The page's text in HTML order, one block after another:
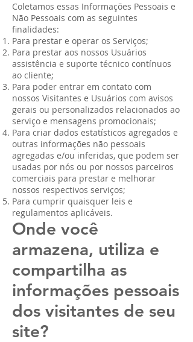
Coletamos essas Informações Pessoais e
Não Pessoais com as seguintes
finalidades:
Para prestar e operar os Serviços;
Para prestar aos nossos Usuários
assistência e suporte técnico contínuos
ao cliente;
Para poder entrar em contato com
nossos Visitantes e Usuários com avisos
gerais ou personalizados relacionados ao
serviço e mensagens promocionais;
Para criar dados estatísticos agregados e
outras informações não pessoais
agregadas e/ou inferidas, que podem ser
usadas por nós ou por nossos parceiros
comerciais para prestar e melhorar
nossos respectivos serviços;
Para cumprir quaisquer leis e
regulamentos aplicáveis.
Onde você
armazena, utiliza e
compartilha as
informações pessoais
dos visitantes de seu
site?